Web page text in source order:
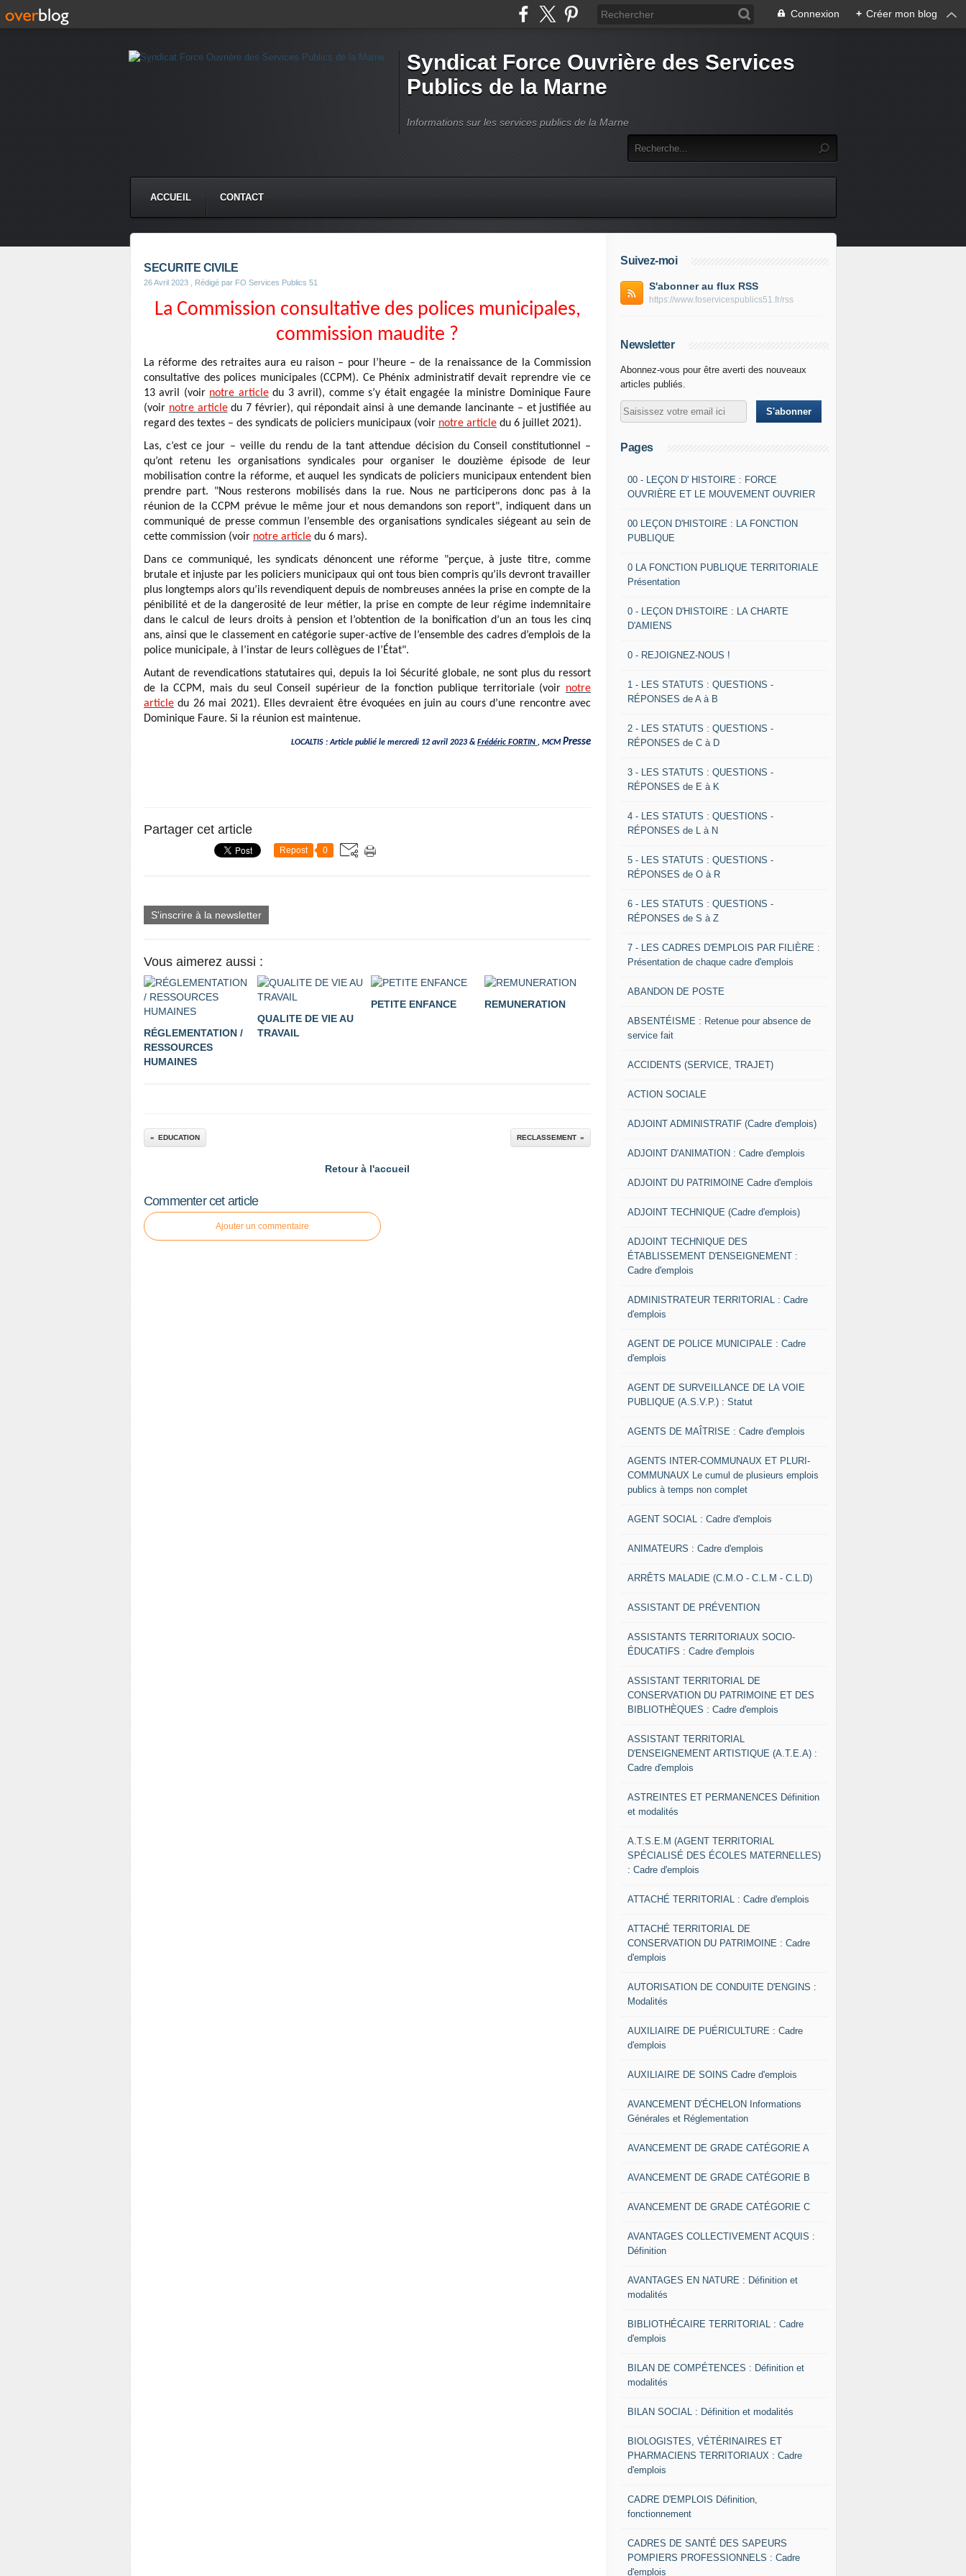
Connexion + Créer mon blog
Syndicat Force Ouvrière des Services
Publics de la Marne
Informations sur les services publics de la Marne
ACCUEIL CONTACT
SECURITE CIVILE
26 Avril 2023 , Rédigé par FO Services Publics 51
La Commission consultative des polices municipales,
commission maudite ?
La réforme des retraites aura eu raison – pour l’heure – de la renaissance de la Commission
consultative des polices municipales (CCPM). Ce Phénix administratif devait reprendre vie ce
13 avril (voir notre articledu 3 avril), comme s’y était engagée la ministre Dominique Faure
(voir notre articledu 7 février), qui répondait ainsi à une demande lancinante – et justifiée au
regard des textes – des syndicats de policiers municipaux (voir notre article du 6 juillet 2021).
Las, c’est ce jour – veille du rendu de la tant attendue décision du Conseil constitutionnel –
qu’ont retenu les organisations syndicales pour organiser le douzième épisode de leur
mobilisation contre la réforme, et auquel les syndicats de policiers municipaux entendent bien
prendre part. "Nous resterons mobilisés dans la rue. Nous ne participerons donc pas à la
réunion de la CCPM prévue le même jour et nous demandons son report", indiquent dans un
communiqué de presse commun l’ensemble des organisations syndicales siégeant au sein de
cette commission (voir notre article du 6 mars).
Dans ce communiqué, les syndicats dénoncent une réforme "perçue, à juste titre, comme
brutale et injuste par les policiers municipaux qui ont tous bien compris qu’ils devront travailler
plus longtemps alors qu’ils revendiquent depuis de nombreuses années la prise en compte de la
pénibilité et de la dangerosité de leur métier, la prise en compte de leur régime indemnitaire
dans le calcul de leurs droits à pension et l’obtention de la bonification d’un an tous les cinq
ans, ainsi que le classement en catégorie super-active de l’ensemble des cadres d’emplois de la
police municipale, à l’instar de leurs collègues de l’État".
Autant de revendications statutaires qui, depuis la loi Sécurité globale, ne sont plus du ressort
de la CCPM, mais du seul Conseil supérieur de la fonction publique territoriale (voir notre
article du 26 mai 2021). Elles devraient être évoquées en juin au cours d’une rencontre avec
Dominique Faure. Si la réunion est maintenue.
LOCALTIS : Article publié le mercredi 12 avril 2023 & Frédéric FORTIN , MCMPresse
Partager cet article
Repost 0
S'inscrire à la newsletter
Vous aimerez aussi :
RÉGLEMENTATION /
RESSOURCES
HUMAINES
QUALITE DE VIE AU
TRAVAIL
PETITE ENFANCE REMUNERATION
EDUCATION RECLASSEMENT
Retour à l'accueil
Commenter cet article
Ajouter un commentaire
Suivez-moi
S'abonner au flux RSS
https://www.foservicespublics51.fr/rss
Newsletter
Abonnez-vous pour être averti des nouveaux
articles publiés.
Pages
00 - LEÇON D' HISTOIRE : FORCE
OUVRIÈRE ET LE MOUVEMENT OUVRIER
00 LEÇON D'HISTOIRE : LA FONCTION
PUBLIQUE
0 LA FONCTION PUBLIQUE TERRITORIALE
Présentation
0 - LEÇON D'HISTOIRE : LA CHARTE
D'AMIENS
0 - REJOIGNEZ-NOUS !
1 - LES STATUTS : QUESTIONS -
RÉPONSES de A à B
2 - LES STATUTS : QUESTIONS -
RÉPONSES de C à D
3 - LES STATUTS : QUESTIONS -
RÉPONSES de E à K
4 - LES STATUTS : QUESTIONS -
RÉPONSES de L à N
5 - LES STATUTS : QUESTIONS -
RÉPONSES de O à R
6 - LES STATUTS : QUESTIONS -
RÉPONSES de S à Z
7 - LES CADRES D'EMPLOIS PAR FILIÈRE :
Présentation de chaque cadre d'emplois
ABANDON DE POSTE
ABSENTÉISME : Retenue pour absence de
service fait
ACCIDENTS (SERVICE, TRAJET)
ACTION SOCIALE
ADJOINT ADMINISTRATIF (Cadre d'emplois)
ADJOINT D'ANIMATION : Cadre d'emplois
ADJOINT DU PATRIMOINE Cadre d'emplois
ADJOINT TECHNIQUE (Cadre d'emplois)
ADJOINT TECHNIQUE DES
ÉTABLISSEMENT D'ENSEIGNEMENT :
Cadre d'emplois
ADMINISTRATEUR TERRITORIAL : Cadre
d'emplois
AGENT DE POLICE MUNICIPALE : Cadre
d'emplois
AGENT DE SURVEILLANCE DE LA VOIE
PUBLIQUE (A.S.V.P.) : Statut
AGENTS DE MAÎTRISE : Cadre d'emplois
AGENTS INTER-COMMUNAUX ET PLURI-
COMMUNAUX Le cumul de plusieurs emplois
publics à temps non complet
AGENT SOCIAL : Cadre d'emplois
ANIMATEURS : Cadre d'emplois
ARRÊTS MALADIE (C.M.O - C.L.M - C.L.D)
ASSISTANT DE PRÉVENTION
ASSISTANTS TERRITORIAUX SOCIO-
ÉDUCATIFS : Cadre d'emplois
ASSISTANT TERRITORIAL DE
CONSERVATION DU PATRIMOINE ET DES
BIBLIOTHÈQUES : Cadre d'emplois
ASSISTANT TERRITORIAL
D'ENSEIGNEMENT ARTISTIQUE (A.T.E.A) :
Cadre d'emplois
ASTREINTES ET PERMANENCES Définition
et modalités
A.T.S.E.M (AGENT TERRITORIAL
SPÉCIALISÉ DES ÉCOLES MATERNELLES)
: Cadre d'emplois
ATTACHÉ TERRITORIAL : Cadre d'emplois
ATTACHÉ TERRITORIAL DE
CONSERVATION DU PATRIMOINE : Cadre
d'emplois
AUTORISATION DE CONDUITE D'ENGINS :
Modalités
AUXILIAIRE DE PUÉRICULTURE : Cadre
d'emplois
AUXILIAIRE DE SOINS Cadre d'emplois
AVANCEMENT D'ÉCHELON Informations
Générales et Réglementation
AVANCEMENT DE GRADE CATÉGORIE A
AVANCEMENT DE GRADE CATÉGORIE B
AVANCEMENT DE GRADE CATÉGORIE C
AVANTAGES COLLECTIVEMENT ACQUIS :
Définition
AVANTAGES EN NATURE : Définition et
modalités
BIBLIOTHÉCAIRE TERRITORIAL : Cadre
d'emplois
BILAN DE COMPÉTENCES : Définition et
modalités
BILAN SOCIAL : Définition et modalités
BIOLOGISTES, VÉTÉRINAIRES ET
PHARMACIENS TERRITORIAUX : Cadre
d'emplois
CADRE D'EMPLOIS Définition,
fonctionnement
CADRES DE SANTÉ DES SAPEURS
POMPIERS PROFESSIONNELS : Cadre
d'emplois